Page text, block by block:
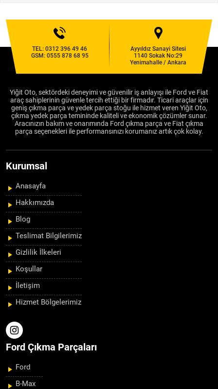
TEL:0312 396 49 46
GSM: 0555 878 68 95
Ayyıldız Sanayi Sitesi
1140 Sokak No:29
Yenimahalle / Ankara
Yiğit Oto, sektördeki deneyimi ve güvenilir iş anlayışı ile Ford ve Fiat
araç sahiplerinin güvenle tercih ettiği bir firmadır. Ticari araçlar için
geniş çıkma parça ve yedek parça stoğu ile hizmet veren Yiğit Oto,
çıkma yedek parça temininde kaliteli ve ekonomik çözümler sunar.
Aracınızın bakım ve onarımında Ford çıkma parça ve Fiat çıkma
parça seçenekleri ile performansınızı korumanız artık çok kolay.
Kurumsal
Anasayfa
Hakkımızda
Blog
Teslimat Bilgilerimiz
Gizlilik İlkeleri
Koşullar
İletişim
Hizmet Bölgelerimiz
Ford Çıkma Parçaları
Ford
B-Max